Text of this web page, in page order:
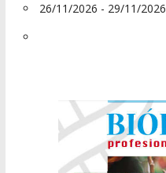
26/11/2026 - 29/11/2026